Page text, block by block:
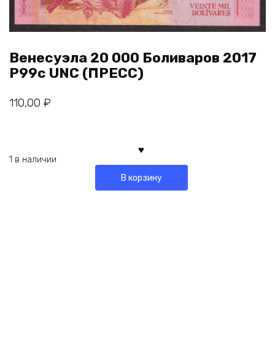
Венесуэла 20 000 Боливаров 2017
P99c UNC (ПРЕСС)
110,00 ₽
1 в наличии
В корзину